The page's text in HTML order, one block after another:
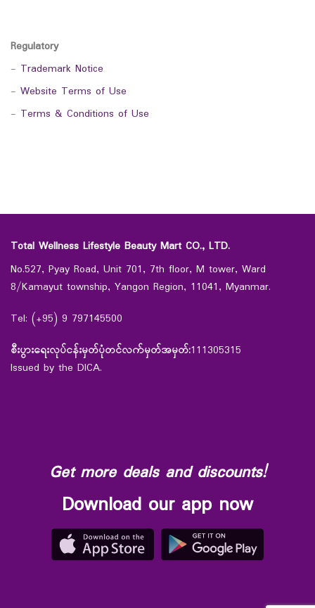
Regulatory
- Trademark Notice
- Website Terms of Use
- Terms & Conditions of Use
Total Wellness Lifestyle Beauty Mart CO., LTD.
No.527, Pyay Road, Unit 701, 7th floor, M tower, Ward
8/Kamayut township, Yangon Region, 11041, Myanmar.
Tel: (+95) 9 797145500
စီးပွားရေးလုပ်ငန်းမှတ်ပုံတင်လက်မှတ်အမှတ်:111305315
Issued by the DICA.
Get more deals and discounts!
Download our app now